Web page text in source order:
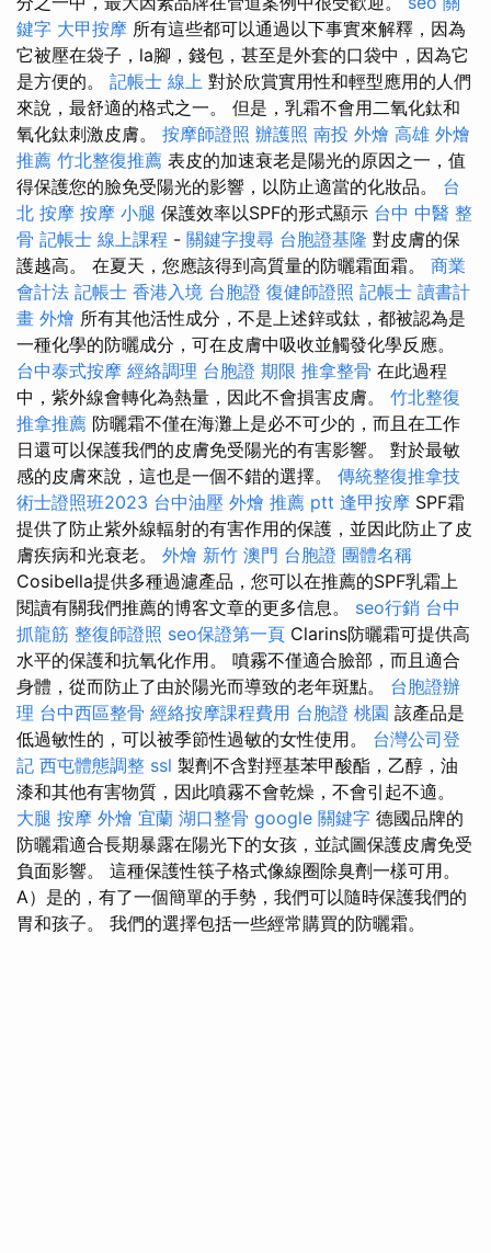
鍵字 大甲按摩 所有這些都可以通過以下事實來解釋，因為
它被壓在袋子，la腳，錢包，甚至是外套的口袋中，因為它
是方便的。 記帳士 線上 對於欣賞實用性和輕型應用的人們
來說，最舒適的格式之一。 但是，乳霜不會用二氧化鈦和
氧化鈦刺激皮膚。 按摩師證照 辦護照 南投 外燴 高雄 外燴
推薦 竹北整復推薦 表皮的加速衰老是陽光的原因之一，值
得保護您的臉免受陽光的影響，以防止適當的化妝品。 台
北 按摩 按摩 小腿 保護效率以SPF的形式顯示 台中 中醫 整
骨 記帳士 線上課程 - 關鍵字搜尋 台胞證基隆 對皮膚的保
護越高。 在夏天，您應該得到高質量的防曬霜面霜。 商業
會計法 記帳士 香港入境 台胞證 復健師證照 記帳士 讀書計
畫 外燴 所有其他活性成分，不是上述鋅或鈦，都被認為是
一種化學的防曬成分，可在皮膚中吸收並觸發化學反應。
台中泰式按摩 經絡調理 台胞證 期限 推拿整骨 在此過程
中，紫外線會轉化為熱量，因此不會損害皮膚。 竹北整復
推拿推薦 防曬霜不僅在海灘上是必不可少的，而且在工作
日還可以保護我們的皮膚免受陽光的有害影響。 對於最敏
感的皮膚來說，這也是一個不錯的選擇。 傳統整復推拿技
術士證照班2023 台中油壓 外燴 推薦 ptt 逢甲按摩 SPF霜
提供了防止紫外線輻射的有害作用的保護，並因此防止了皮
膚疾病和光衰老。 外燴 新竹 澳門 台胞證 團體名稱
Cosibella提供多種過濾產品，您可以在推薦的SPF乳霜上
閱讀有關我們推薦的博客文章的更多信息。 seo行銷 台中
抓龍筋 整復師證照 seo保證第一頁 Clarins防曬霜可提供高
水平的保護和抗氧化作用。 噴霧不僅適合臉部，而且適合
身體，從而防止了由於陽光而導致的老年斑點。 台胞證辦
理 台中西區整骨 經絡按摩課程費用 台胞證 桃園 該產品是
低過敏性的，可以被季節性過敏的女性使用。 台灣公司登
記 西屯體態調整 ssl 製劑不含對羥基苯甲酸酯，乙醇，油
漆和其他有害物質，因此噴霧不會乾燥，不會引起不適。
大腿 按摩 外燴 宜蘭 湖口整骨 google 關鍵字 德國品牌的
防曬霜適合長期暴露在陽光下的女孩，並試圖保護皮膚免受
負面影響。 這種保護性筷子格式像線圈除臭劑一樣可用。
A）是的，有了一個簡單的手勢，我們可以隨時保護我們的
胃和孩子。 我們的選擇包括一些經常購買的防曬霜。